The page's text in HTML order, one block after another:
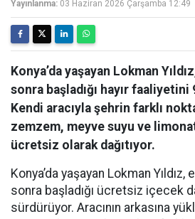
Yayınlanma: 03 Haziran 2026 Çarşamba 12:49
Konya’da yaşayan Lokman
sonra başladığı hayır faaliyetini
Kendi aracıyla şehrin farklı
zemzem, meyve suyu ve
ücretsiz olarak dağıtıyor.
Konya’da yaşayan Lokman
sonra başladığı ücretsiz içecek
sürdürüyor. Aracının arkasına